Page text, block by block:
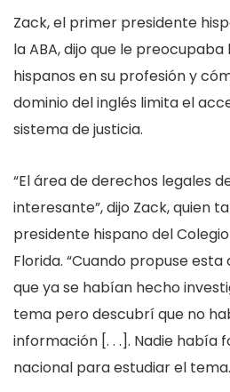
Zack, el primer presidente
la ABA, dijo que le preocupaba
hispanos en su profesión y
dominio del inglés limita el
sistema de justicia.
“El área de derechos legales
interesante”, dijo Zack, quien
presidente hispano del
Florida. “Cuando propuse
que ya se habían hecho
tema pero descubrí que no
información [. . .]. Nadie había
nacional para estudiar el